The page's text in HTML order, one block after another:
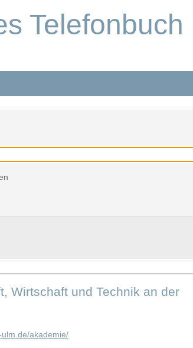
Telefonbuch
Wirtschaft und Technik an der
akademie/